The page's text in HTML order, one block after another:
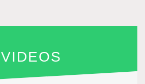
VIDEOS